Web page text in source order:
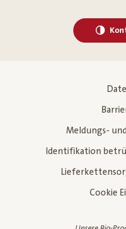
Meldungs-
Identifikation
Cookie